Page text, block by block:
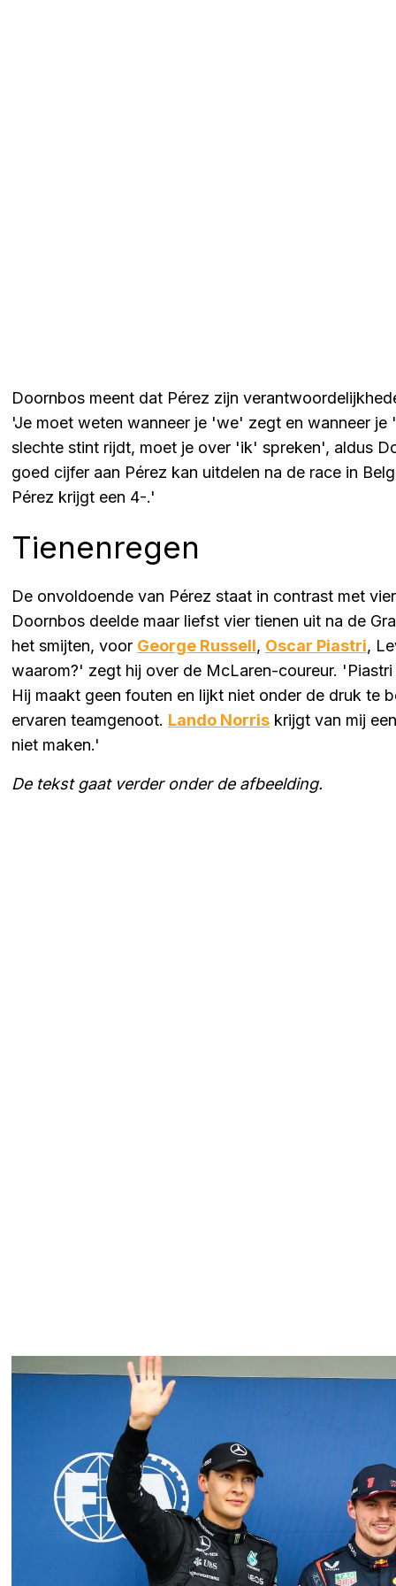
Doornbos meent dat Pérez zijn
'Je moet weten wanneer je 'we' zegt en wanneer
slechte stint rijdt, moet je over 'ik' spreken', aldus
goed cijfer aan Pérez kan uitdelen na de race in
Pérez krijgt een 4-.'
Tienenregen
De onvoldoende van Pérez staat in contrast met
Doornbos deelde maar liefst vier tienen uit na de
het smijten, voor George Russell, Oscar Piastri,
waarom?' zegt hij over de McLaren-coureur.
Hij maakt geen fouten en lijkt niet onder de druk te
ervaren teamgenoot. Lando Norris krijgt van mij
niet maken.'
De tekst gaat verder onder de afbeelding.